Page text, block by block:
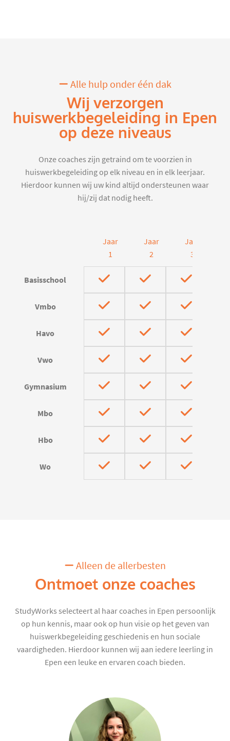
Alle hulp onder één dak
Wij verzorgen
huiswerkbegeleiding in Epen
op deze niveaus
Onze coaches zijn getraind om te voorzien in
huiswerkbegeleiding op elk niveau en in elk leerjaar.
Hierdoor kunnen wij uw kind altijd ondersteunen waar
hij/zij dat nodig heeft.
Jaar
1
Jaar
2
Jaar
3
Basisschool
Vmbo
Havo
Vwo
Gymnasium
Mbo
Hbo
Wo
Alleen de allerbesten
Ontmoet onze coaches
StudyWorks selecteert al haar coaches in Epen persoonlijk
op hun kennis, maar ook op hun visie op het geven van
huiswerkbegeleiding geschiedenis en hun sociale
vaardigheden. Hierdoor kunnen wij aan iedere leerling in
Epen een leuke en ervaren coach bieden.